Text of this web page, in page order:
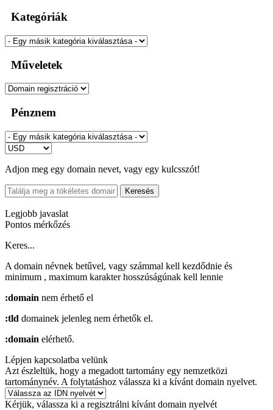
Kategóriák
Műveletek
Pénznem
Adjon meg egy domain nevet, vagy egy kulcsszót!
Keresés
Legjobb javaslat
Pontos mérkőzés
Keres...
A domain névnek betűvel, vagy számmal kell kezdődnie és
minimum , maximum karakter hosszúságúnak kell lennie
:domain nem érhető el
:tld domainek jelenleg nem érhetők el.
:domain elérhető.
Lépjen kapcsolatba velünk
Azt észleltük, hogy a megadott tartomány egy nemzetközi
tartománynév. A folytatáshoz válassza ki a kívánt domain nyelvet.
Kérjük, válassza ki a regisztrálni kívánt domain nyelvét